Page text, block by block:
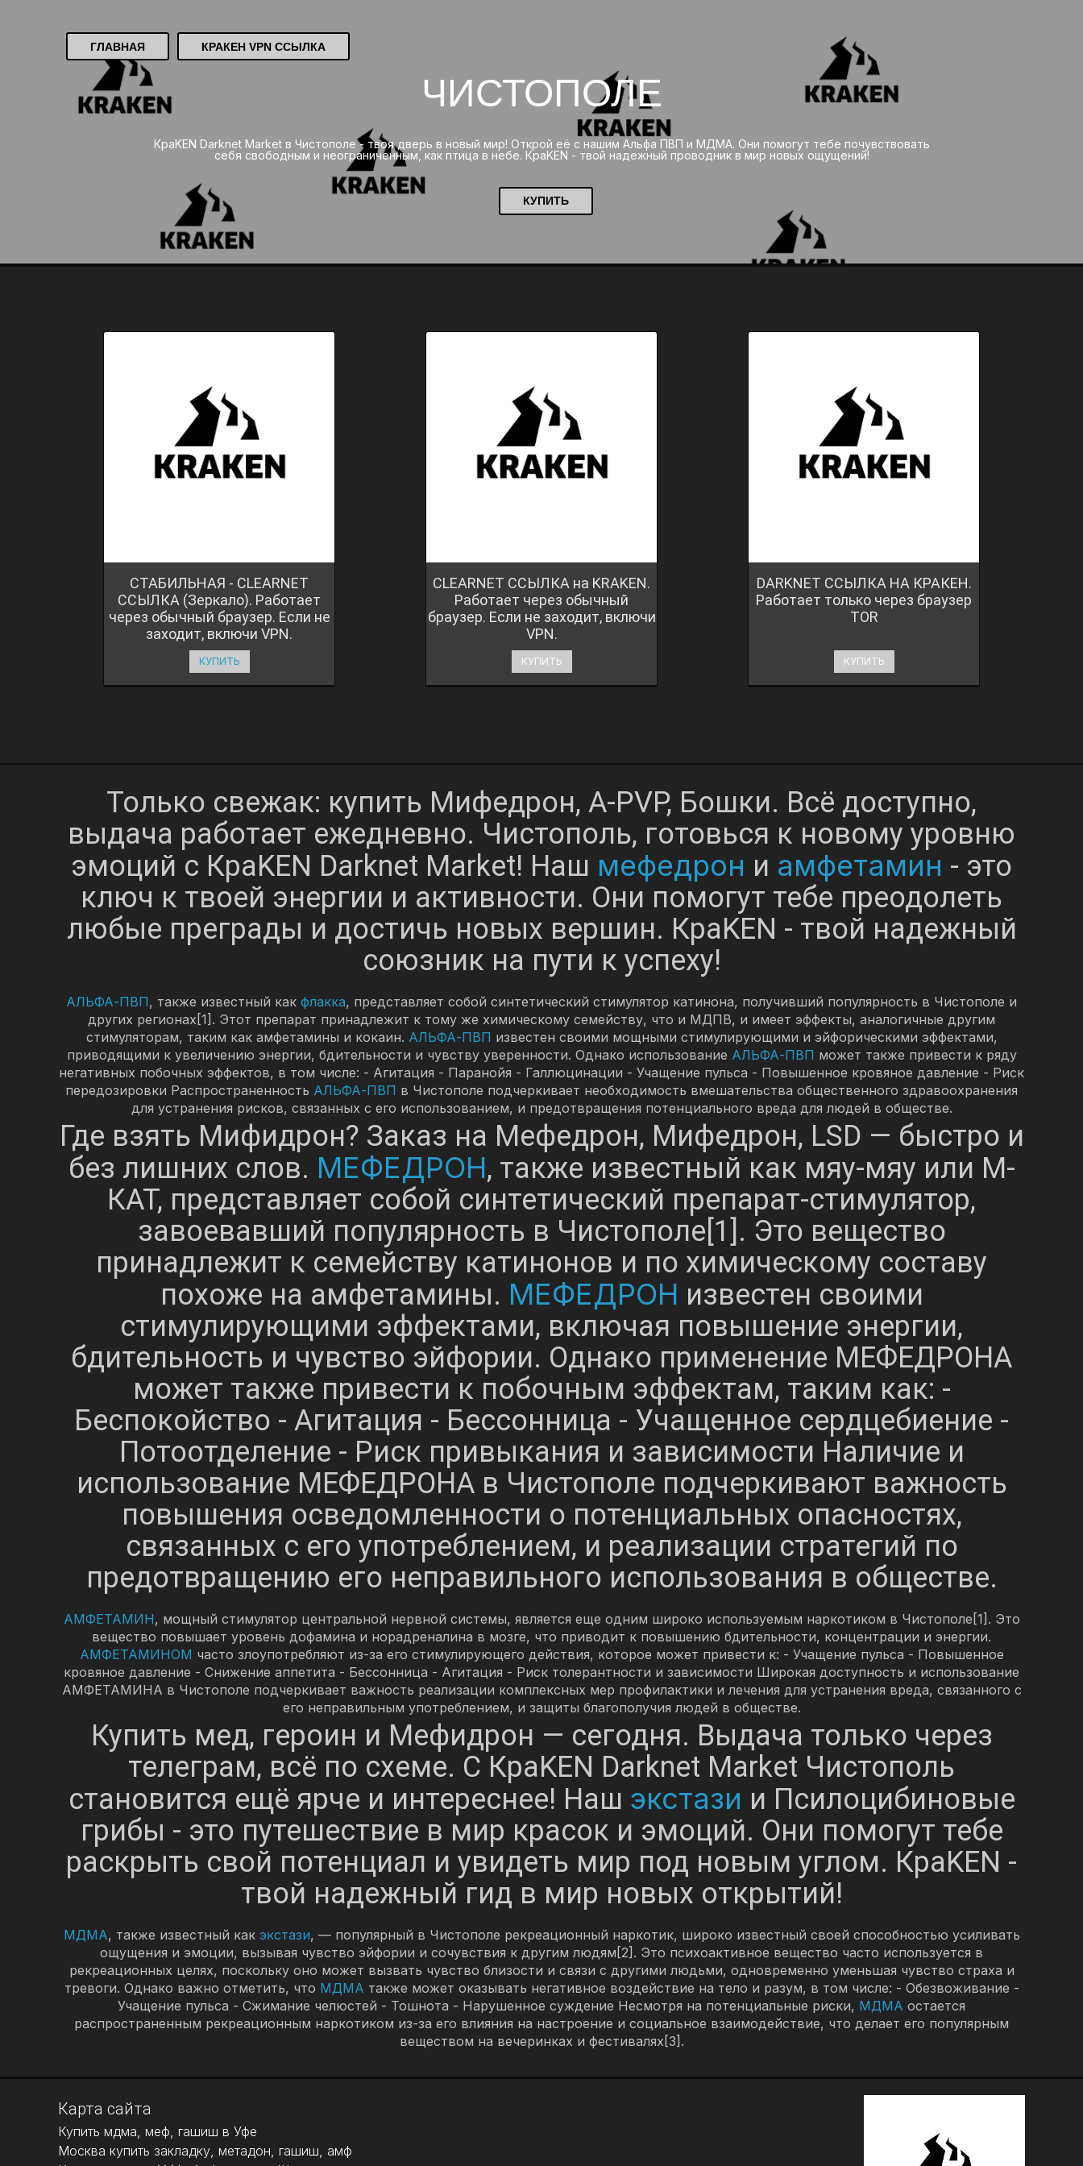
ГЛАВНАЯ КРАКЕН VPN ССЫЛКА
ЧИСТОПОЛЕ
КраKEN Darknet Market в Чистополе - твоя дверь в новый мир! Открой её с нашим Альфа ПВП и МДМА. Они помогут тебе почувствовать
себя свободным и неограниченным, как птица в небе. КраKEN - твой надежный проводник в мир новых ощущений!
КУПИТЬ
СТАБИЛЬНАЯ - CLEARNET
ССЫЛКА (Зеркало). Работает
через обычный браузер. Если не
заходит, включи VPN.
КУПИТЬ
CLEARNET ССЫЛКА на KRAKEN.
Работает через обычный
браузер. Если не заходит, включи
VPN.
КУПИТЬ
DARKNET ССЫЛКА НА КРАКЕН.
Работает только через браузер
TOR
КУПИТЬ
Только свежак: купить Мифедрон, A-PVP, Бошки. Всё доступно,
выдача работает ежедневно. Чистополь, готовься к новому уровню
эмоций с КраKEN Darknet Market! Наш мефедрон и амфетамин - это
ключ к твоей энергии и активности. Они помогут тебе преодолеть
любые преграды и достичь новых вершин. КраKEN - твой надежный
союзник на пути к успеху!
АЛЬФА-ПВП, также известный как флакка, представляет собой синтетический стимулятор катинона, получивший популярность в Чистополе и
других регионах[1]. Этот препарат принадлежит к тому же химическому семейству, что и МДПВ, и имеет эффекты, аналогичные другим
стимуляторам, таким как амфетамины и кокаин. АЛЬФА-ПВП известен своими мощными стимулирующими и эйфорическими эффектами,
приводящими к увеличению энергии, бдительности и чувству уверенности. Однако использование АЛЬФА-ПВП может также привести к ряду
негативных побочных эффектов, в том числе: - Агитация - Паранойя - Галлюцинации - Учащение пульса - Повышенное кровяное давление - Риск
передозировки Распространенность АЛЬФА-ПВП в Чистополе подчеркивает необходимость вмешательства общественного здравоохранения
для устранения рисков, связанных с его использованием, и предотвращения потенциального вреда для людей в обществе.
Где взять Мифидрон? Заказ на Мефедрон, Мифедрон, LSD — быстро и
без лишних слов. МЕФЕДРОН, также известный как мяу-мяу или М-
КАТ, представляет собой синтетический препарат-стимулятор,
завоевавший популярность в Чистополе[1]. Это вещество
принадлежит к семейству катинонов и по химическому составу
похоже на амфетамины. МЕФЕДРОН известен своими
стимулирующими эффектами, включая повышение энергии,
бдительность и чувство эйфории. Однако применение МЕФЕДРОНА
может также привести к побочным эффектам, таким как: -
Беспокойство - Агитация - Бессонница - Учащенное сердцебиение -
Потоотделение - Риск привыкания и зависимости Наличие и
использование МЕФЕДРОНА в Чистополе подчеркивают важность
повышения осведомленности о потенциальных опасностях,
связанных с его употреблением, и реализации стратегий по
предотвращению его неправильного использования в обществе.
АМФЕТАМИН, мощный стимулятор центральной нервной системы, является еще одним широко используемым наркотиком в Чистополе[1]. Это
вещество повышает уровень дофамина и норадреналина в мозге, что приводит к повышению бдительности, концентрации и энергии.
АМФЕТАМИНОМ часто злоупотребляют из-за его стимулирующего действия, которое может привести к: - Учащение пульса - Повышенное
кровяное давление - Снижение аппетита - Бессонница - Агитация - Риск толерантности и зависимости Широкая доступность и использование
АМФЕТАМИНА в Чистополе подчеркивает важность реализации комплексных мер профилактики и лечения для устранения вреда, связанного с
его неправильным употреблением, и защиты благополучия людей в обществе.
Купить мед, героин и Мефидрон — сегодня. Выдача только через
телеграм, всё по схеме. С КраKEN Darknet Market Чистополь
становится ещё ярче и интереснее! Наш экстази и Псилоцибиновые
грибы - это путешествие в мир красок и эмоций. Они помогут тебе
раскрыть свой потенциал и увидеть мир под новым углом. КраKEN -
твой надежный гид в мир новых открытий!
МДМА, также известный как экстази, — популярный в Чистополе рекреационный наркотик, широко известный своей способностью усиливать
ощущения и эмоции, вызывая чувство эйфории и сочувствия к другим людям[2]. Это психоактивное вещество часто используется в
рекреационных целях, поскольку оно может вызвать чувство близости и связи с другими людьми, одновременно уменьшая чувство страха и
тревоги. Однако важно отметить, что МДМА также может оказывать негативное воздействие на тело и разум, в том числе: - Обезвоживание -
Учащение пульса - Сжимание челюстей - Тошнота - Нарушенное суждение Несмотря на потенциальные риски, МДМА остается
распространенным рекреационным наркотиком из-за его влияния на настроение и социальное взаимодействие, что делает его популярным
веществом на вечеринках и фестивалях[3].
Карта сайта
Купить мдма, меф, гашиш в Уфе
Москва купить закладку, метадон, гашиш, амф